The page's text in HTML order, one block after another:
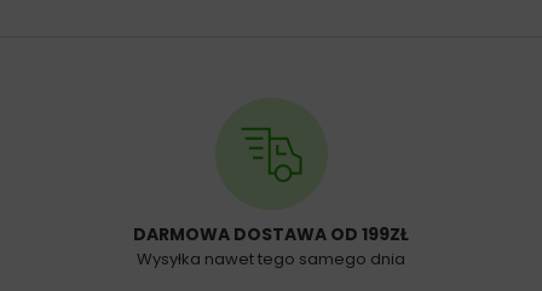
DARMOWA DOSTAWA OD 199ZŁ
Wysyłka nawet tego samego dnia